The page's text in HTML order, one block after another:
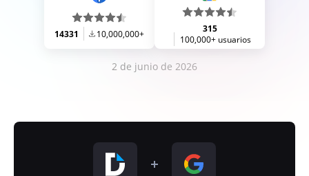
14331 10,000,000+
315
100,000+ usuarios
2 de junio de 2026